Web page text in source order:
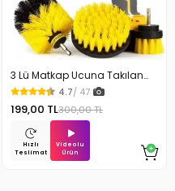
3 Lü Matkap Ucuna Takılan
Temizlik Fırça Seti
4.7/ 47
199,00 TL300,00 TL
Hızlı
Teslimat
Videolu
Ürün